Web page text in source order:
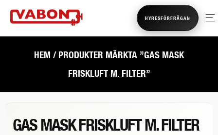
HYRESFÖRFRÅGAN
HEM / PRODUKTER MÄRKTA ”GAS MASK
FRISKLUFT M. FILTER”
GAS MASK FRISKLUFT M. FILTER